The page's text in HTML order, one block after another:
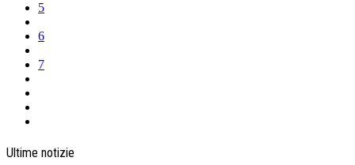
5
6
7
Ultime notizie